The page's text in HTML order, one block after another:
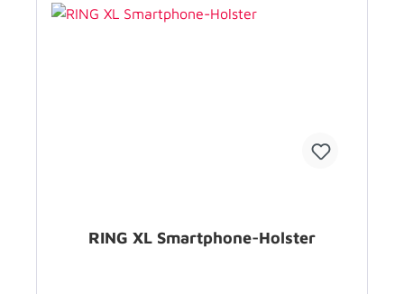
RING XL Smartphone-Holster